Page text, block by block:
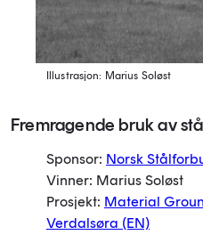
Illustrasjon: Marius Soløst
Fremragende bruk av
Sponsor: Norsk
Vinner: Marius Soløst
Prosjekt: Material
Verdalsøra (EN)